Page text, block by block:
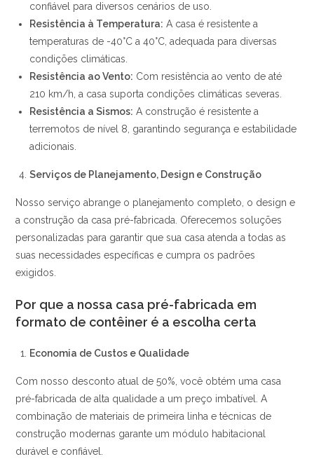
confiável para diversos cenários de uso.
Resistência à Temperatura: A casa é resistente a
temperaturas de -40°C a 40°C, adequada para diversas
condições climáticas.
Resistência ao Vento: Com resistência ao vento de até
210 km/h, a casa suporta condições climáticas severas.
Resistência a Sismos: A construção é resistente a
terremotos de nível 8, garantindo segurança e estabilidade
adicionais.
Serviços de Planejamento, Design e Construção
Nosso serviço abrange o planejamento completo, o design e
a construção da casa pré-fabricada. Oferecemos soluções
personalizadas para garantir que sua casa atenda a todas as
suas necessidades específicas e cumpra os padrões
exigidos.
Por que a nossa casa pré-fabricada em
formato de contêiner é a escolha certa
Economia de Custos e Qualidade
Com nosso desconto atual de 50%, você obtém uma casa
pré-fabricada de alta qualidade a um preço imbatível. A
combinação de materiais de primeira linha e técnicas de
construção modernas garante um módulo habitacional
durável e confiável.